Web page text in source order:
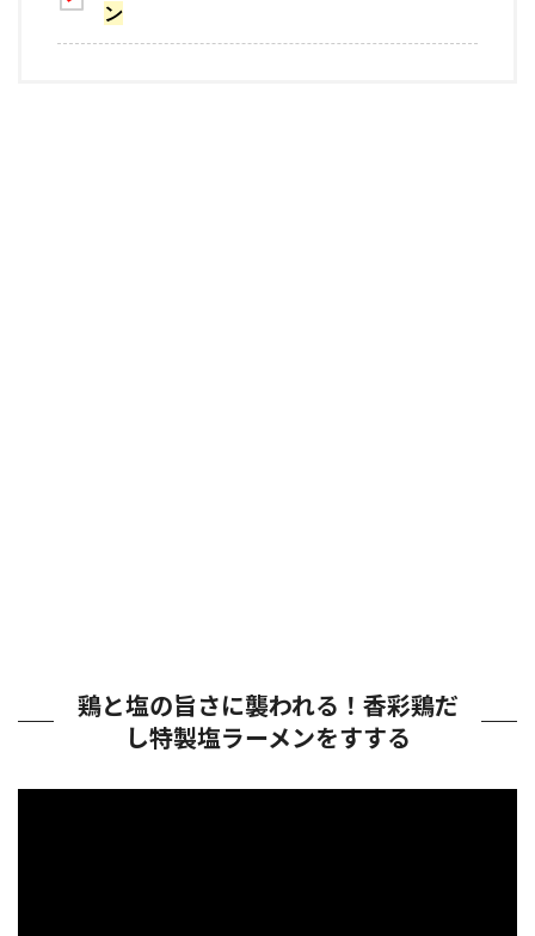
ン
鶏と塩の旨さに襲われる！香彩鶏だ
し特製塩ラーメンをすする